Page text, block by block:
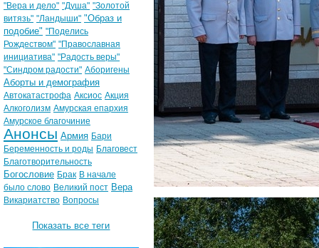
"Вера и дело" "Душа" "Золотой
витязь" "Ландыши" "Образ и
подобие" "Поделись
Рождеством" "Православная
инициатива" "Радость веры"
"Синдром радости" Аборигены
Аборты и демография
Автокатастрофа Аксиос Акция
Алкоголизм Амурская епархия
Амурское благочиние
Анонсы Армия Бари
Беременность и роды Благовест
Благотворительность
Богословие Брак В начале
было слово Великий пост Вера
Викариатство Вопросы
Показать все теги